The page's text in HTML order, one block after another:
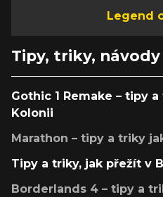
Legend
Tipy, triky, návody
Gothic 1 Remake – tipy
Kolonii
Marathon – tipy a triky
Tipy a triky, jak přežít v
Borderlands 4 – tipy a